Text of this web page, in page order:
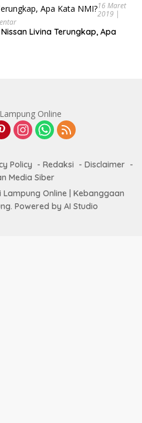
16 Maret
2019 |
Livina Terungkap, Apa
Policy Redaksi
Disclaimer
Media Siber
Online | Kebanggaan
Powered by AI Studio